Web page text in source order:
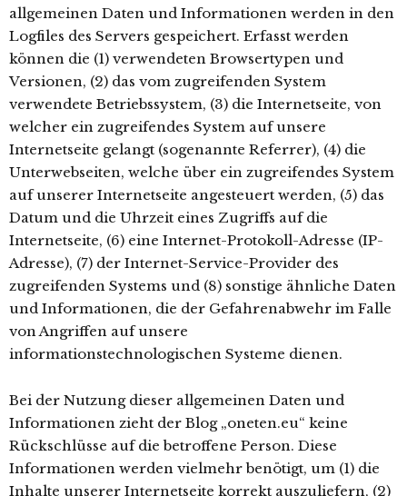
allgemeinen Daten und Informationen werden in den
Logfiles des Servers gespeichert. Erfasst werden
können die (1) verwendeten Browsertypen und
Versionen, (2) das vom zugreifenden System
verwendete Betriebssystem, (3) die Internetseite, von
welcher ein zugreifendes System auf unsere
Internetseite gelangt (sogenannte Referrer), (4) die
Unterwebseiten, welche über ein zugreifendes System
auf unserer Internetseite angesteuert werden, (5) das
Datum und die Uhrzeit eines Zugriffs auf die
Internetseite, (6) eine Internet-Protokoll-Adresse (IP-
Adresse), (7) der Internet-Service-Provider des
zugreifenden Systems und (8) sonstige ähnliche Daten
und Informationen, die der Gefahrenabwehr im Falle
von Angriffen auf unsere
informationstechnologischen Systeme dienen.
Bei der Nutzung dieser allgemeinen Daten und
Informationen zieht der Blog „oneten.eu“ keine
Rückschlüsse auf die betroffene Person. Diese
Informationen werden vielmehr benötigt, um (1) die
Inhalte unserer Internetseite korrekt auszuliefern, (2)